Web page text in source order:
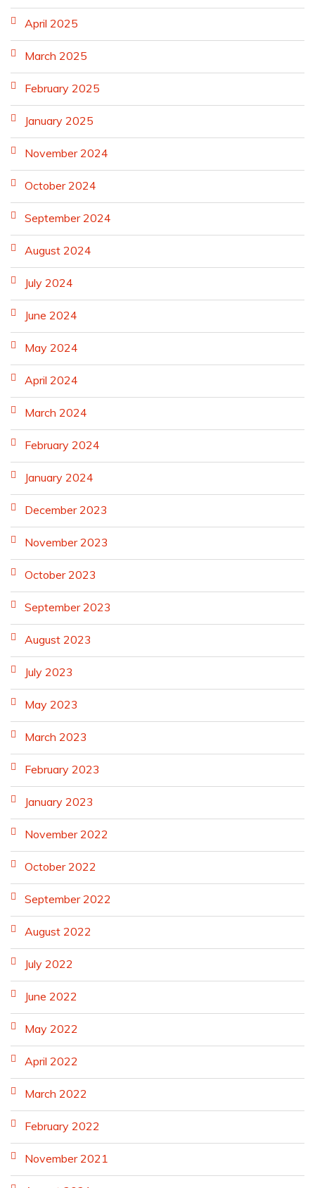
April 2025
March 2025
February 2025
January 2025
November 2024
October 2024
September 2024
August 2024
July 2024
June 2024
May 2024
April 2024
March 2024
February 2024
January 2024
December 2023
November 2023
October 2023
September 2023
August 2023
July 2023
May 2023
March 2023
February 2023
January 2023
November 2022
October 2022
September 2022
August 2022
July 2022
June 2022
May 2022
April 2022
March 2022
February 2022
November 2021